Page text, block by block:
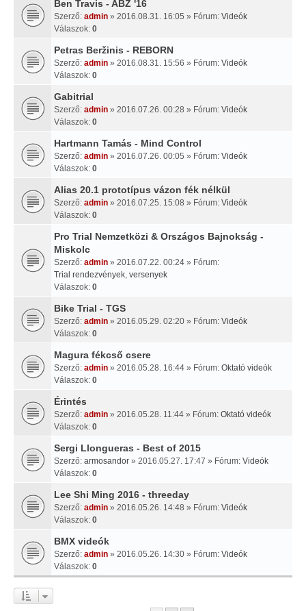
Ben Travis - ABZ '16
Szerző: admin » 2016.08.31. 16:05 » Fórum: Videók
Válaszok: 0
Petras Beržinis - REBORN
Szerző: admin » 2016.08.31. 15:56 » Fórum: Videók
Válaszok: 0
Gabitrial
Szerző: admin » 2016.07.26. 00:28 » Fórum: Videók
Válaszok: 0
Hartmann Tamás - Mind Control
Szerző: admin » 2016.07.26. 00:05 » Fórum: Videók
Válaszok: 0
Alias 20.1 prototípus vázon fék nélkül
Szerző: admin » 2016.07.25. 15:08 » Fórum: Videók
Válaszok: 0
Pro Trial Nemzetközi & Országos Bajnokság -
Miskolc
Szerző: admin » 2016.07.22. 00:24 » Fórum:
Trial rendezvények, versenyek
Válaszok: 0
Bike Trial - TGS
Szerző: admin » 2016.05.29. 02:20 » Fórum: Videók
Válaszok: 0
Magura fékcső csere
Szerző: admin » 2016.05.28. 16:44 » Fórum: Oktató videók
Válaszok: 0
Érintés
Szerző: admin » 2016.05.28. 11:44 » Fórum: Oktató videók
Válaszok: 0
Sergi Llongueras - Best of 2015
Szerző: armosandor » 2016.05.27. 17:47 » Fórum: Videók
Válaszok: 0
Lee Shi Ming 2016 - threeday
Szerző: admin » 2016.05.26. 14:48 » Fórum: Videók
Válaszok: 0
BMX videók
Szerző: admin » 2016.05.26. 14:30 » Fórum: Videók
Válaszok: 0